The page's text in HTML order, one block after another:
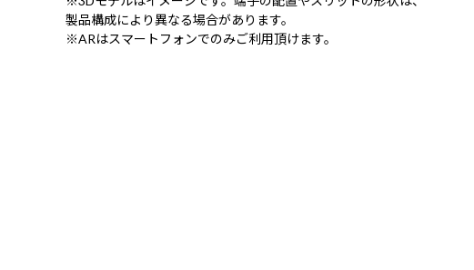
製品構成により異なる場合があります。
※ARはスマートフォンでのみご利用頂けます。